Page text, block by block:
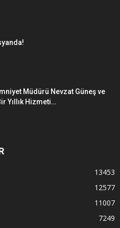
Müdürü Nevzat Güneş ve
Yıllık Hizmeti…
13453
12577
11007
7249